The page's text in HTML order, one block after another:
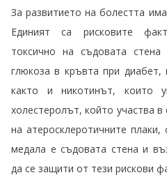
За развитието на болестта
Единият са рисковите
токсично на съдовата
глюкоза в кръвта при диабет,
както и никотинът, които
холестеролът, който участва
на атеросклеротичните плаки,
медала е съдовата стена и
да се защити от тези рискови